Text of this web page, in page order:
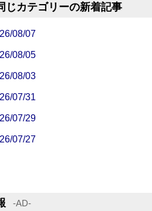
じカテゴリーの新着記事
08/07
08/05
08/03
07/31
07/29
07/27
‐AD‐